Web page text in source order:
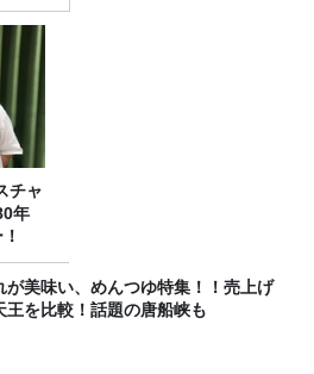
チャ
年
が美味い、めんつゆ特集！！売上げ
王を比較！話題の唐船峡も